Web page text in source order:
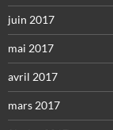
juin 2017
mai 2017
avril 2017
mars 2017